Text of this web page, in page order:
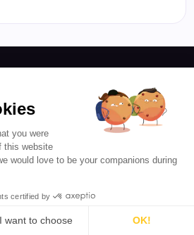
für
Ressourcen
Preise
Partnerprogramm
you were
this website
would love to be your companions during
certified by
I want to choose OK!